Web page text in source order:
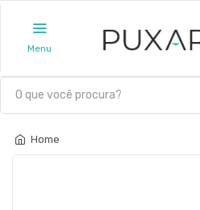
Menu
Home